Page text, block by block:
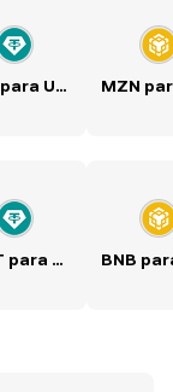
MZN para USDT
USDT para MZN